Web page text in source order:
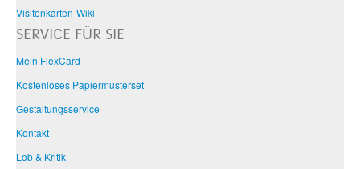
Visitenkarten-Wiki
SERVICE FÜR SIE
Mein FlexCard
Kostenloses Papiermusterset
Gestaltungsservice
Kontakt
Lob & Kritik